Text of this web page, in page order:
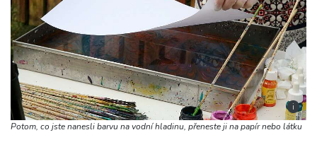
i
Potom, co jste nanesli barvu na vodní hladinu, přeneste ji na papír nebo látku